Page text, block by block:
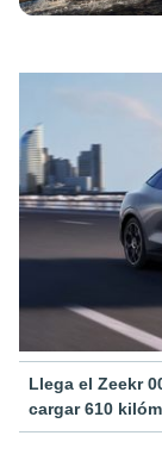
Llega el Zeekr
cargar 610